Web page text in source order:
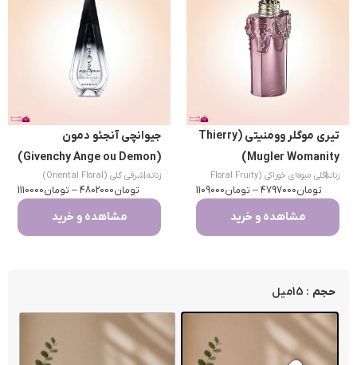
تیری موگلر وومنیتی (Thierry
Mugler Womanity)
زنانه
|
گلی میوه‌ای خوراکی (Floral Fruity
Gourmand)
تومان4797000
– تومان1109000
مشاهده و خرید
جیوانچی آنجئو دمون
(Givenchy Ange ou Demon)
زنانه شرقی گلی (Oriental Floral)
تومان4802000
– تومان1110000
مشاهده و خرید
حجم : 15میل